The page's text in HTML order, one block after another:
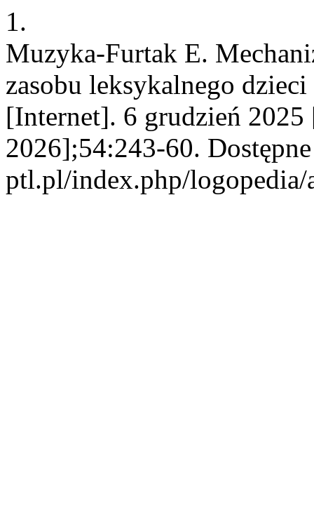
1.
Muzyka-Furtak E.
zasobu leksykalnego
[Internet]. 6 grudzień 2025
2026];54:243-60.
ptl.pl/index.php/